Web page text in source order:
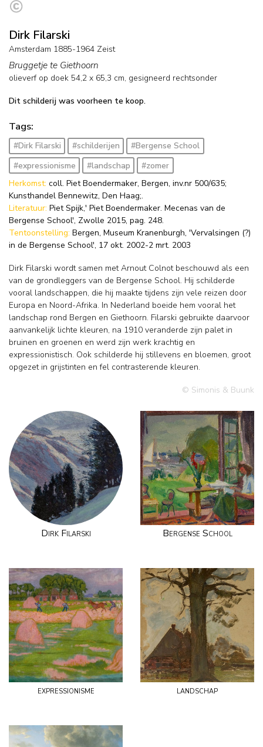
Dirk Filarski
Amsterdam 1885-1964 Zeist
Bruggetje te Giethoorn
olieverf op doek 54,2 x 65,3 cm, gesigneerd rechtsonder
Dit schilderij was voorheen te koop.
Tags:
#Dirk Filarski #schilderijen
#Bergense School
#expressionisme
#landschap
#zomer
Herkomst: coll. Piet Boendermaker, Bergen, inv.nr 500/635;
Kunsthandel Bennewitz, Den Haag;.
Literatuur: Piet Spijk,' Piet Boendermaker. Mecenas van de
Bergense School', Zwolle 2015, pag. 248.
Tentoonstelling: Bergen, Museum Kranenburgh, 'Vervalsingen (?)
in de Bergense School', 17 okt. 2002-2 mrt. 2003
Dirk Filarski wordt samen met Arnout Colnot beschouwd als een
van de grondleggers van de Bergense School. Hij schilderde
vooral landschappen, die hij maakte tijdens zijn vele reizen door
Europa en Noord-Afrika. In Nederland boeide hem vooral het
landschap rond Bergen en Giethoorn. Filarski gebruikte daarvoor
aanvankelijk lichte kleuren, na 1910 veranderde zijn palet in
bruinen en groenen en werd zijn werk krachtig en
expressionistisch. Ook schilderde hij stillevens en bloemen, groot
opgezet in grijstinten en fel contrasterende kleuren.
© Simonis & Buunk
Dirk Filarski Bergense School
expressionisme landschap